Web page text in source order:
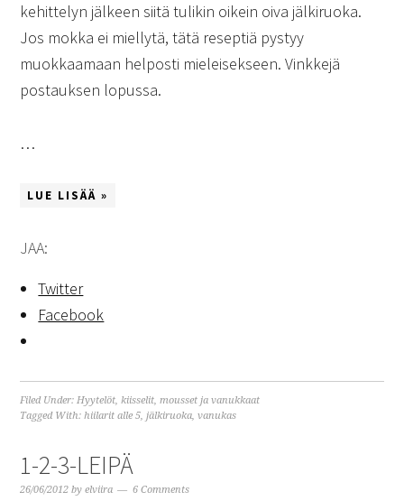
kehittelyn jälkeen siitä tulikin oikein oiva jälkiruoka.
Jos mokka ei miellytä, tätä reseptiä pystyy
muokkaamaan helposti mieleisekseen. Vinkkejä
postauksen lopussa.
…
LUE LISÄÄ »
JAA:
Twitter
Facebook
Filed Under:Hyytelöt, kiisselit, mousset ja vanukkaat
Tagged With:hiilarit alle 5,jälkiruoka,vanukas
1-2-3-LEIPÄ
26/06/2012 byelviira 6 Comments